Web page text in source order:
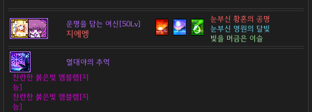
운명을 담는 여신[50Lv]
지에엥
눈부신 황혼의 공명
눈부신 영원의 달빛
빛을 머금은 이슬
열대야의 추억
찬란한 붉은빛 엠블렘[지
능]
찬란한 붉은빛 엠블렘[지
능]